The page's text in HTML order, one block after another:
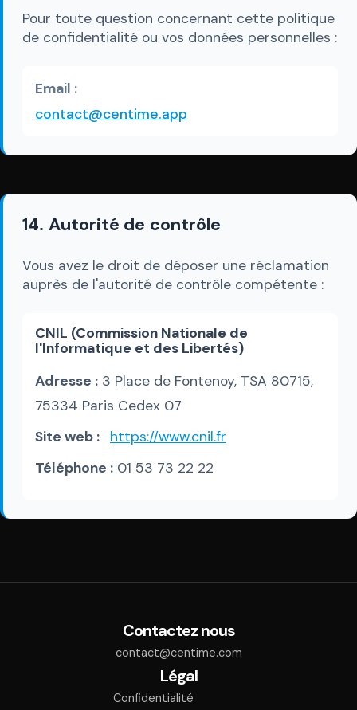
Pour toute question concernant cette politique
de confidentialité ou vos données personnelles :
Email :
contact@centime.app
14. Autorité de contrôle
Vous avez le droit de déposer une réclamation
auprès de l'autorité de contrôle compétente :
CNIL (Commission Nationale de
l'Informatique et des Libertés)
Adresse : 3 Place de Fontenoy, TSA 80715,
75334 Paris Cedex 07
Site web :
https://www.cnil.fr
Téléphone : 01 53 73 22 22
Contactez nous
contact@centime.com
Légal
Confidentialité